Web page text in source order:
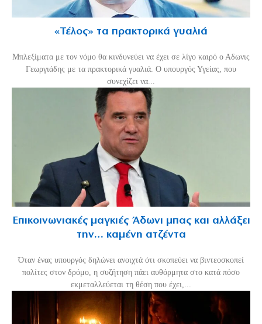
«Τέλος» τα πρακτορικά γυαλιά
Μπλεξίματα με τον νόμο θα κινδυνεύει να έχει σε λίγο καιρό ο Αδωνις
Γεωργιάδης με τα πρακτορικά γυαλιά. Ο υπουργός Υγείας, που
συνεχίζει να...
Επικοινωνιακές μαγκιές Άδωνι μπας και αλλάξει
την… καμένη ατζέντα
Όταν ένας υπουργός δηλώνει ανοιχτά ότι σκοπεύει να βιντεοσκοπεί
πολίτες στον δρόμο, η συζήτηση πάει αυθόρμητα στο κατά πόσο
εκμεταλλεύεται τη θέση που έχει,...